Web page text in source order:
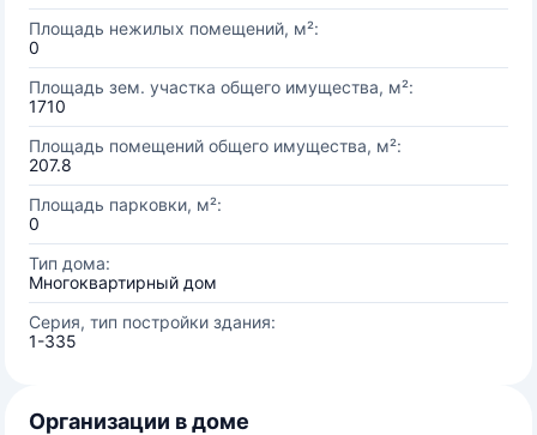
Площадь нежилых помещений, м²:
0
Площадь зем. участка общего имущества, м²:
1710
Площадь помещений общего имущества, м²:
207.8
Площадь парковки, м²:
0
Тип дома:
Многоквартирный дом
Серия, тип постройки здания:
1-335
Организации в доме